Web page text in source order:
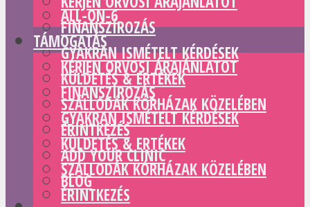
FINANSZÍROZÁS
GYAKRAN ISMÉTELT KÉRDÉSEK
KÜLDETÉS & ERTÉKEK
SZÁLLODÁK KÓRHÁZAK KÖZELÉBEN
ÉRINTKEZÉS
ADD YOUR CLINIC
BLOG
ALL-ON-6
TÁMOGATÁS
KÉRJEN ORVOSI ÁRAJÁNLATOT
FINANSZÍROZÁS
GYAKRAN ISMÉTELT KÉRDÉSEK
KÜLDETÉS & ERTÉKEK
SZÁLLODÁK KÓRHÁZAK KÖZELÉBEN
ÉRINTKEZÉS